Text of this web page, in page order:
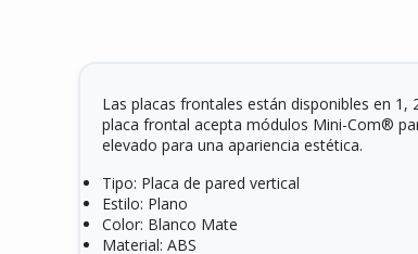
Las placas frontales están disponibles en
placa frontal acepta módulos Mini-Com®
elevado para una apariencia estética.
Tipo: Placa de pared vertical
Estilo: Plano
Color: Blanco Mate
Material: ABS